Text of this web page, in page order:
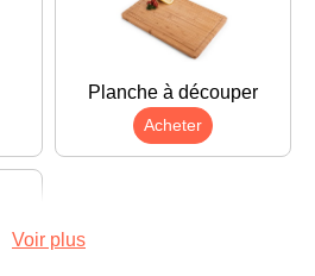
Planche à découper
Acheter
Voir plus